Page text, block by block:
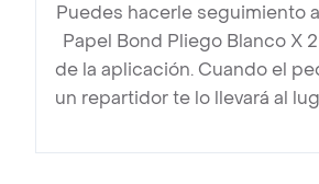
Puedes hacerle seguimiento
Papel Bond Pliego Blanco X
de la aplicación. Cuando el
un repartidor te lo llevará al